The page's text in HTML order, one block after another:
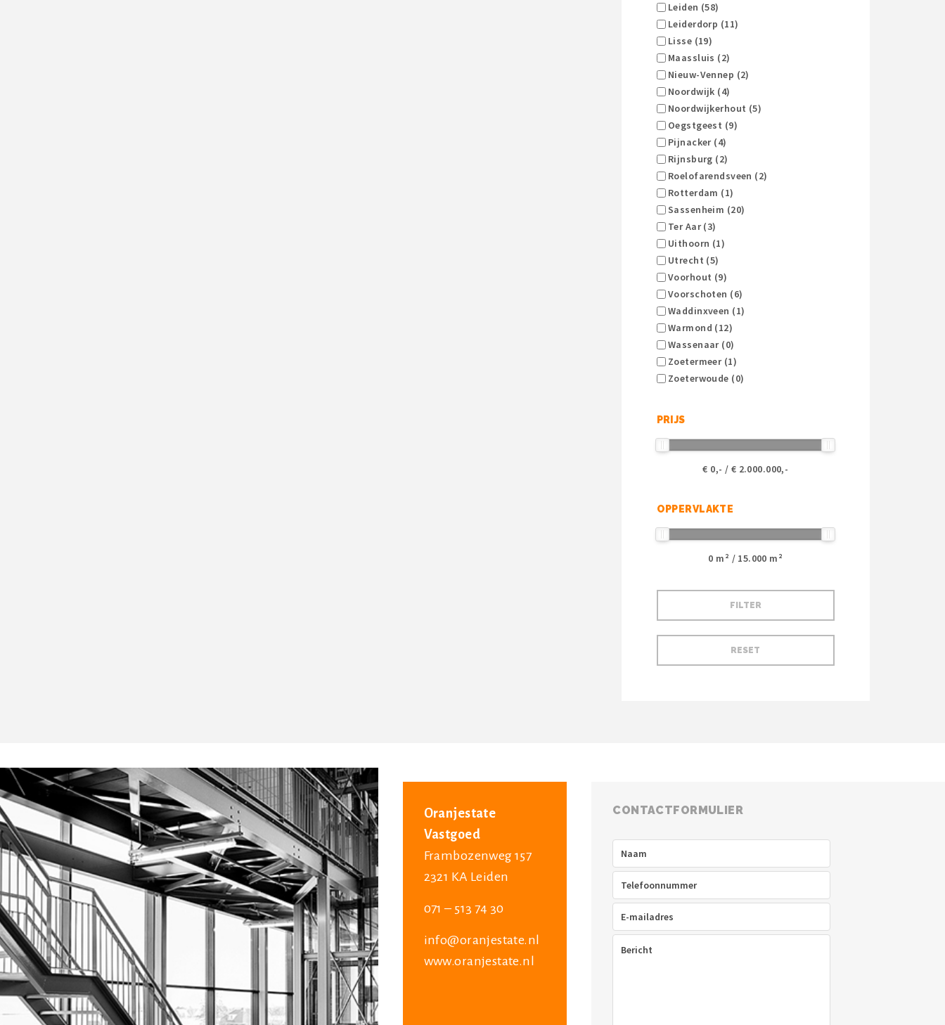
Leiden (58)
Leiderdorp (11)
Lisse (19)
Maassluis (2)
Nieuw-Vennep (2)
Noordwijk (4)
Noordwijkerhout (5)
Oegstgeest (9)
Pijnacker (4)
Rijnsburg (2)
Roelofarendsveen (2)
Rotterdam (1)
Sassenheim (20)
Ter Aar (3)
Uithoorn (1)
Utrecht (5)
Voorhout (9)
Voorschoten (6)
Waddinxveen (1)
Warmond (12)
Wassenaar (0)
Zoetermeer (1)
Zoeterwoude (0)
PRIJS
€ 0,- / € 2.000.000,-
OPPERVLAKTE
0 m² / 15.000 m²
Oranjestate
Vastgoed
Frambozenweg 157
2321 KA Leiden
071 – 513 74 30
info@oranjestate.nl
www.oranjestate.nl
CONTACTFORMULIER
Telefoon
mailadres(Vereist)